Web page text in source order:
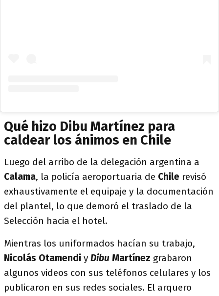
Qué hizo Dibu Martínez para
caldear los ánimos en Chile
Luego del arribo de la delegación argentina a
Calama, la policía aeroportuaria de Chile revisó
exhaustivamente el equipaje y la documentación
del plantel, lo que demoró el traslado de la
Selección hacia el hotel.
Mientras los uniformados hacían su trabajo,
Nicolás Otamendi y Dibu Martínez grabaron
algunos videos con sus teléfonos celulares y los
publicaron en sus redes sociales. El arquero